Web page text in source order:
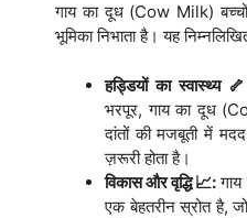
गाय का दूध (Cow Milk) बच्चों
भूमिका निभाता है। यह
हड्डियों का स्वास्थ्य
भरपूर, गाय का दूध
दांतों की मजबूती में
ज़रूरी होता है।
विकास और वृद्धि 📈:
एक बेहतरीन स्रोत है,